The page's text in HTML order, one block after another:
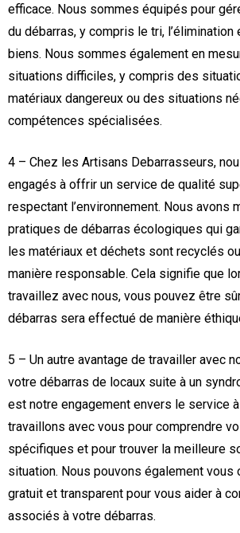
efficace. Nous sommes équipés pour
du débarras, y compris le tri,
biens. Nous sommes également en
situations difficiles, y compris des
matériaux dangereux ou des situations
compétences spécialisées.
4 – Chez les Artisans Debarrasseurs,
engagés à offrir un service de qualité
respectant l’environnement. Nous avons
pratiques de débarras écologiques qui
les matériaux et déchets sont recyclés
manière responsable. Cela signifie que
travaillez avec nous, vous pouvez être
débarras sera effectué de manière
5 – Un autre avantage de travailler avec
votre débarras de locaux suite à un
est notre engagement envers le service
travaillons avec vous pour comprendre
spécifiques et pour trouver la meilleure
situation. Nous pouvons également vous
gratuit et transparent pour vous aider à
associés à votre débarras.